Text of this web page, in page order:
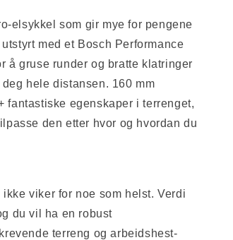
elsykkel som gir mye for pengene
med et Bosch Performance
å gruse runder og bratte klatringer
hele distansen. 160 mm
fantastiske egenskaper i terrenget,
den etter hvor og hvordan du
viker for noe som helst. Verdi
du vil ha en robust
terreng og arbeidshest-